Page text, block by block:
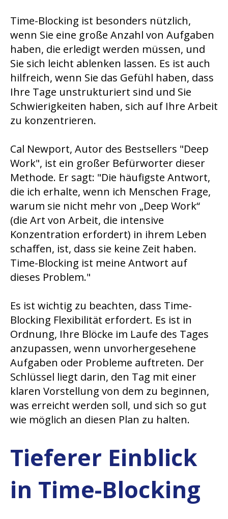
Time-Blocking ist besonders nützlich,
wenn Sie eine große Anzahl von Aufgaben
haben, die erledigt werden müssen, und
Sie sich leicht ablenken lassen. Es ist auch
hilfreich, wenn Sie das Gefühl haben, dass
Ihre Tage unstrukturiert sind und Sie
Schwierigkeiten haben, sich auf Ihre Arbeit
zu konzentrieren.
Cal Newport, Autor des Bestsellers "Deep
Work", ist ein großer Befürworter dieser
Methode. Er sagt: "Die häufigste Antwort,
die ich erhalte, wenn ich Menschen Frage,
warum sie nicht mehr von „Deep Work“
(die Art von Arbeit, die intensive
Konzentration erfordert) in ihrem Leben
schaffen, ist, dass sie keine Zeit haben.
Time-Blocking ist meine Antwort auf
dieses Problem."
Es ist wichtig zu beachten, dass Time-
Blocking Flexibilität erfordert. Es ist in
Ordnung, Ihre Blöcke im Laufe des Tages
anzupassen, wenn unvorhergesehene
Aufgaben oder Probleme auftreten. Der
Schlüssel liegt darin, den Tag mit einer
klaren Vorstellung von dem zu beginnen,
was erreicht werden soll, und sich so gut
wie möglich an diesen Plan zu halten.
Tieferer Einblick
in Time-Blocking